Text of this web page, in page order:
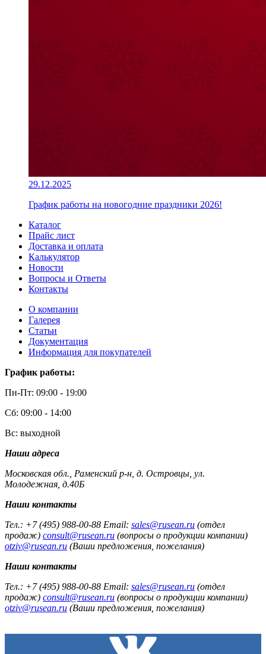
29.12.2025
График работы на новогодние праздники 2026!
Каталог
Прайс лист
Доставка и оплата
Калькулятор
Новости
Вопросы и Ответы
Контакты
О компании
Галерея
Статьи
Документация
Информация для покупателей
График работы:
Пн-Пт: 09:00 - 19:00
Сб: 09:00 - 14:00
Вс: выходной
Наши адреса
Московская обл., Раменский р-н, д. Островцы, ул.
Молодежная, д.40Б
Наши контакты
Тел.: +7 (495) 988-00-88 Email: sales@rusean.ru (отдел
продаж) consult@rusean.ru (вопросы о продукции компании)
otziv@rusean.ru (Ваши предложения, пожелания)
Наши контакты
Тел.: +7 (495) 988-00-88 Email: sales@rusean.ru (отдел
продаж) consult@rusean.ru (вопросы о продукции компании)
otziv@rusean.ru (Ваши предложения, пожелания)